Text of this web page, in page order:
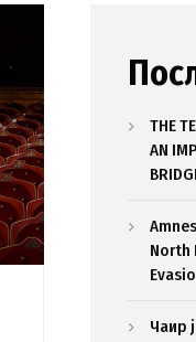
THE
AN
North
Чаир